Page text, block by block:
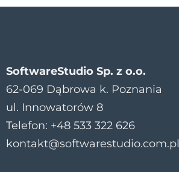
SoftwareStudio Sp. z o.o.
62-069 Dąbrowa k. Poznania
ul. Innowatorów 8
Telefon: +48 533 322 626
kontakt@softwarestudio.com.pl